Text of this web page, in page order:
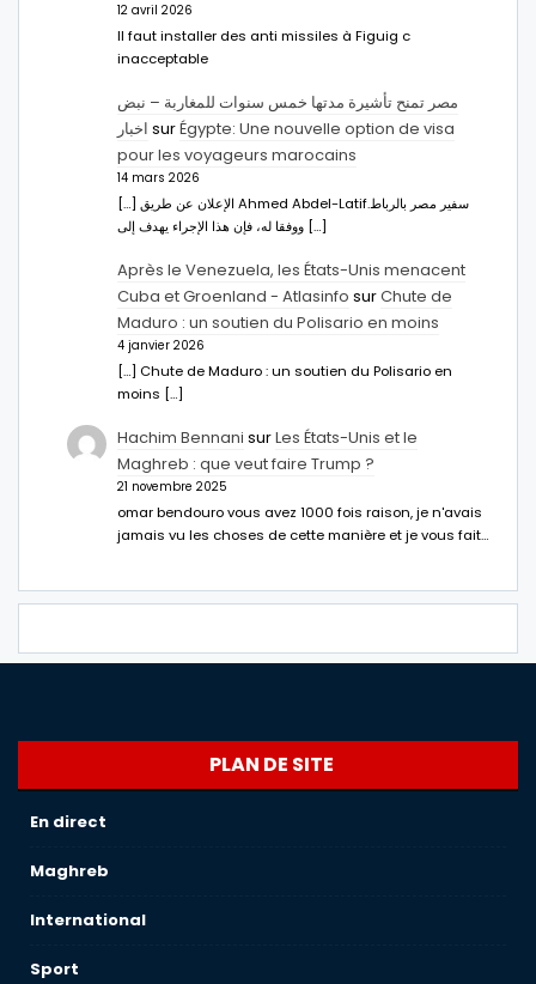
12 avril 2026
Il faut installer des anti missiles à Figuig c
inacceptable
مصر تمنح تأشيرة مدتها خمس سنوات للمغاربة – نبض
اخبار surÉgypte: Une nouvelle option de visa
pour les voyageurs marocains
14 mars 2026
[…] الإعلان عن طريق Ahmed Abdel-Latifسفير مصر بالرباط.
ووفقا له، فإن هذا الإجراء يهدف إلى […]
Après le Venezuela, les États-Unis menacent
Cuba et Groenland - Atlasinfo surChute de
Maduro : un soutien du Polisario en moins
4 janvier 2026
[…] Chute de Maduro : un soutien du Polisario en
moins […]
Hachim Bennani surLes États-Unis et le
Maghreb : que veut faire Trump ?
21 novembre 2025
omar bendouro vous avez 1000 fois raison, je n'avais
jamais vu les choses de cette manière et je vous fait…
PLAN DE SITE
En direct
Maghreb
International
Sport